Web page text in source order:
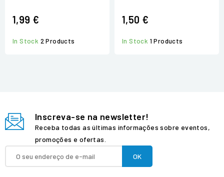
1,99 €
In Stock 2 Products
1,50 €
In Stock 1 Products
Inscreva-se na newsletter!
Receba todas as últimas informações sobre eventos,
promoções e ofertas.